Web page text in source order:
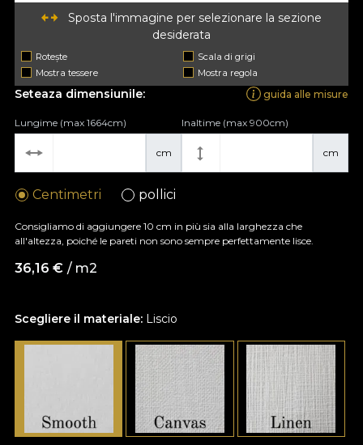
Sposta l'immagine per selezionare la sezione
desiderata
Rotește
Scala di grigi
Mostra tessere
Mostra regola
Scegliere il materiale: Liscio
Seteaza dimensiunile: guida alle misure
cm
Lungime (max 1664cm)
cm
Inaltime (max 900cm)
Centimetri pollici
Consigliamo di aggiungere 10 cm in più sia alla larghezza che
all'altezza, poiché le pareti non sono sempre perfettamente lisce.
36,16 € / m2